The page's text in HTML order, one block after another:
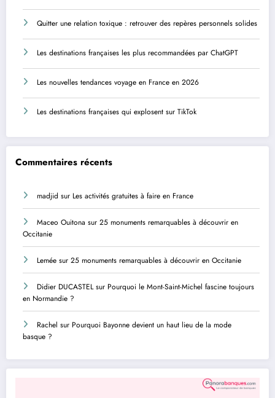
Quitter une relation toxique : retrouver des repères personnels solides
Les destinations françaises les plus recommandées par ChatGPT
Les nouvelles tendances voyage en France en 2026
Les destinations françaises qui explosent sur TikTok
Commentaires récents
madjid sur Les activités gratuites à faire en France
Maceo Ouitona sur 25 monuments remarquables à découvrir en
Occitanie
Lemée sur 25 monuments remarquables à découvrir en Occitanie
Didier DUCASTELsur Pourquoi le Mont-Saint-Michel fascine toujours
en Normandie ?
Rachel sur Pourquoi Bayonne devient un haut lieu de la mode
basque ?